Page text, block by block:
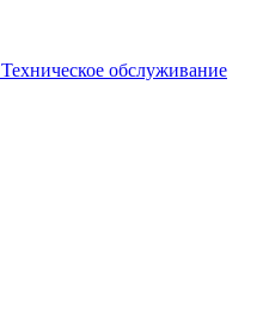
Техническое обслуживание